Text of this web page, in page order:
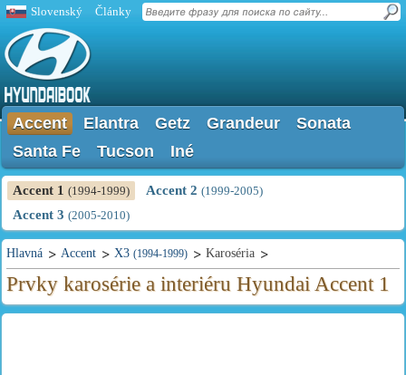
Slovenský Články
Accent Elantra Getz Grandeur
Sonata
Santa Fe
Tucson Iné
Accent 1 (1994-1999) Accent 2 (1999-2005)
Accent 3 (2005-2010)
Hlavná Accent X3 (1994-1999) Karoséria
Prvky karosérie a interiéru Hyundai Accent 1